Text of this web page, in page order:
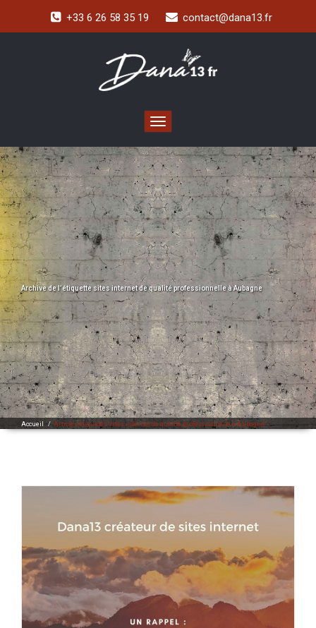
+33 6 26 58 35 19 contact@dana13.fr
Toggle navigation
Archive de l’étiquettesites internet de qualité professionnelle à Aubagne
Accueil / Articles étiquetés"sites internet de qualité professionnelle à Aubagne"